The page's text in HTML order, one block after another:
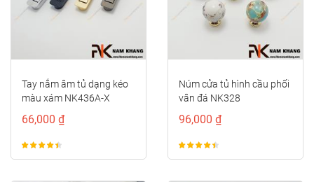
Tay nắm âm tủ dạng kéo
màu xám NK436A-X
66,000 ₫
Núm cửa tủ hình cầu phối
vân đá NK328
96,000 ₫